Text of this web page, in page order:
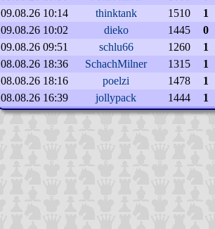
09.08.26 10:14
thinktank 1510
1
09.08.26 10:02
dieko 1445
0
09.08.26 09:51
schlu66 1260
1
08.08.26 18:36
SchachMilner 1315
1
08.08.26 18:16
poelzi 1478
1
08.08.26 16:39
jollypack 1444 1